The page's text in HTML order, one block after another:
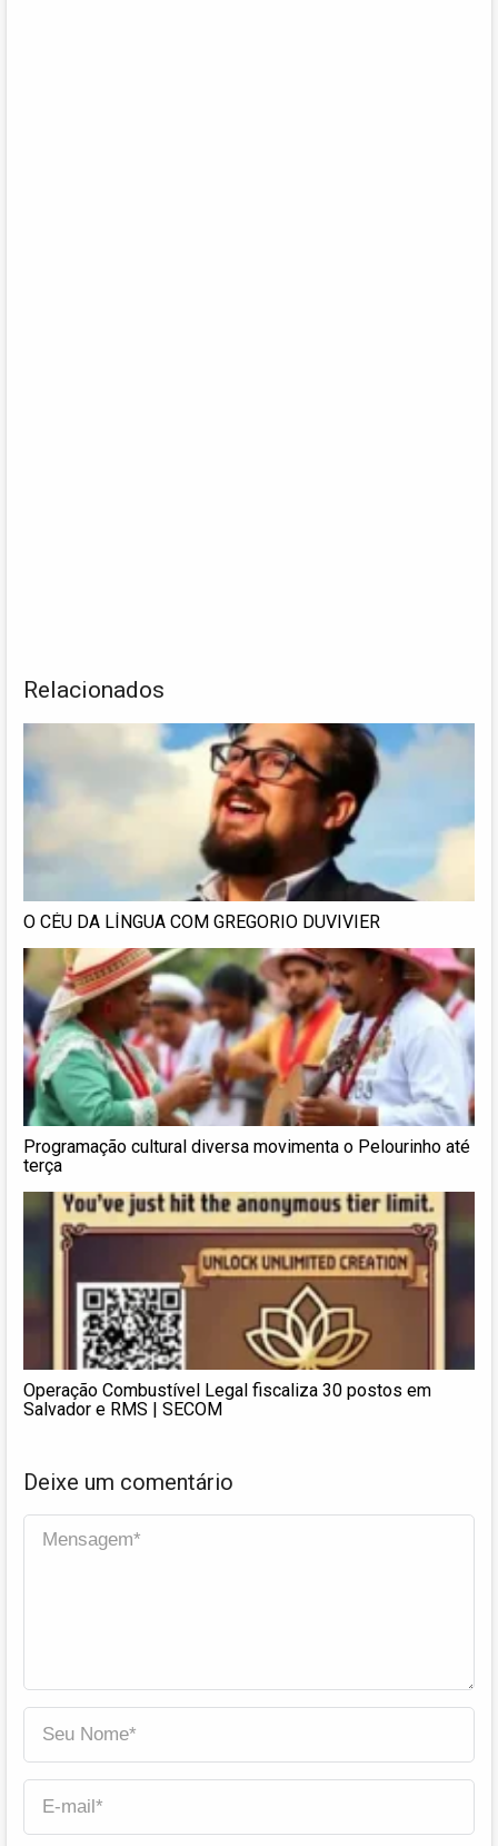
Relacionados
O CÉU DA LÍNGUA COM GREGORIO DUVIVIER
Programação cultural diversa movimenta o Pelourinho até
terça
Operação Combustível Legal fiscaliza 30 postos em
Salvador e RMS | SECOM
Deixe um comentário